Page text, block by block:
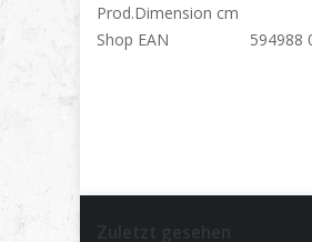
Prod.Dimension cm
Shop EAN
594988